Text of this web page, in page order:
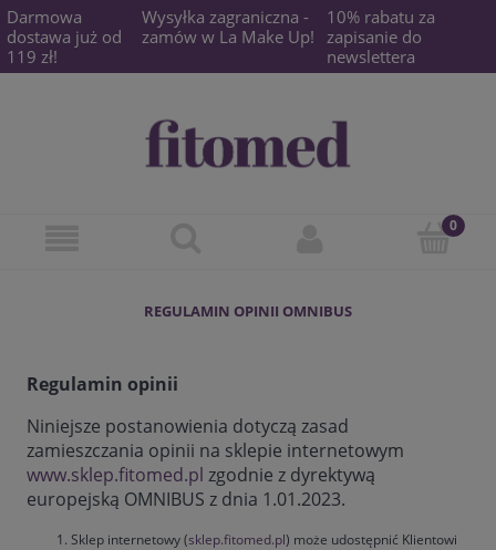
Darmowa
dostawa już od
119 zł!
Wysyłka zagraniczna -
zamów w La Make Up!
10% rabatu za
zapisanie do
newslettera
REGULAMIN OPINII OMNIBUS
Regulamin opinii
Niniejsze postanowienia dotyczą zasad
zamieszczania opinii na sklepie internetowym
www.sklep.fitomed.pl zgodnie z dyrektywą
europejską OMNIBUS z dnia 1.01.2023.
Sklep internetowy (sklep.fitomed.pl) może udostępnić Klientowi